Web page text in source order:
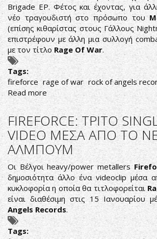
Brigade EP. Φέτος και έχοντας, για
νέο τραγουδιστή στο πρόσωπο του
(επίσης κιθαρίστας στους Γάλλους
επιστρέφουν με άλλη μια συλλογή
με τον τίτλο Rage Of War.
Tags:
fireforce rage of war rock of angels
Read more about
ΒΕΛΓΙΚΗ
ΤΑΞΙΑΡΧΙΑ
ΞΑΝΑΧΤΥΠΑ
FIREFORCE: ΤΡΙΤΟ
VIDEO ΜΕΣΑ ΑΠΟ ΤΟ
ΑΛΜΠΟΥΜ
Οι Βέλγοι heavy/power metallers
δημοσιότητα άλλο ένα videoclip μέσα
κυκλοφορία η οποία θα τιτλοφορείται
είναι διαθέσιμη στις 15 Ιανουαρίου
Angels Records.
Tags: